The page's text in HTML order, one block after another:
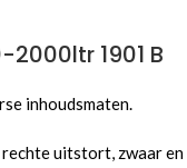
1901 B
inhoudsmaten.
uitstort, zwaar en